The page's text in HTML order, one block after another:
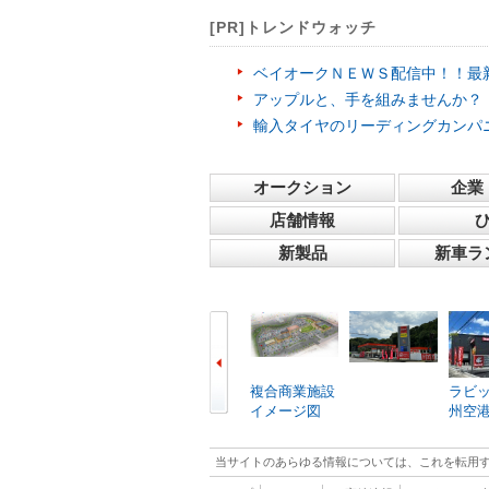
[PR]トレンドウォッチ
ベイオークＮＥＷＳ配信中！！最
アップルと、手を組みませんか？
輸入タイヤのリーディングカンパ
オークション
企業
店舗情報
新製品
新車ラ
複合商業施設
イメージ図
ラビ
州空
当サイトのあらゆる情報については、これを転用